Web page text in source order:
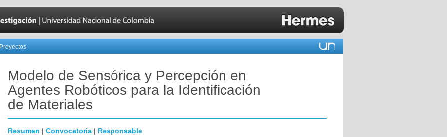
Proyectos
Modelo de Sensórica y Percepción en
Agentes Robóticos para la Identificación
de Materiales
Resumen | Convocatoria | Responsable